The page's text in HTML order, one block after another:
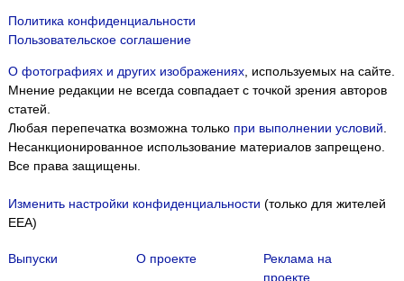
Политика конфиденциальности
Пользовательское соглашение
О фотографиях и других изображениях, используемых на сайте.
Мнение редакции не всегда совпадает с точкой зрения авторов
статей.
Любая перепечатка возможна только при выполнении условий.
Несанкционированное использование материалов запрещено.
Все права защищены.
Изменить настройки конфиденциальности (только для жителей
EEA)
Выпуски
О проекте
Реклама на
проекте
Мы собираем файлы cookie и применяем
Подробнее ПРИНЯТЬ